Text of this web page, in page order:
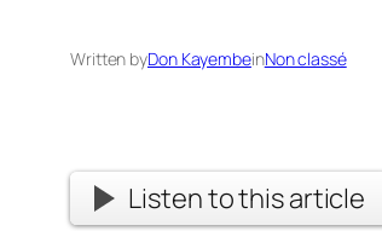
Written byDon KayembeinNon classé
Listen to this article